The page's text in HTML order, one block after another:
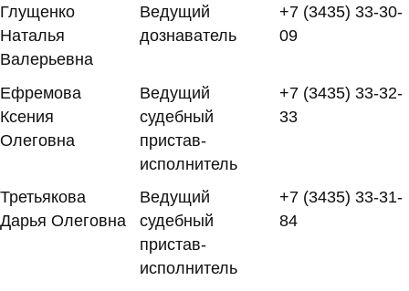
Глущенко
Наталья
Валерьевна
Ведущий
дознаватель
+7 (3435) 33-30-
09
Ефремова
Ксения
Олеговна
Ведущий
судебный
пристав-
исполнитель
+7 (3435) 33-32-
33
Третьякова
Дарья Олеговна
Ведущий
судебный
пристав-
исполнитель
+7 (3435) 33-31-
84